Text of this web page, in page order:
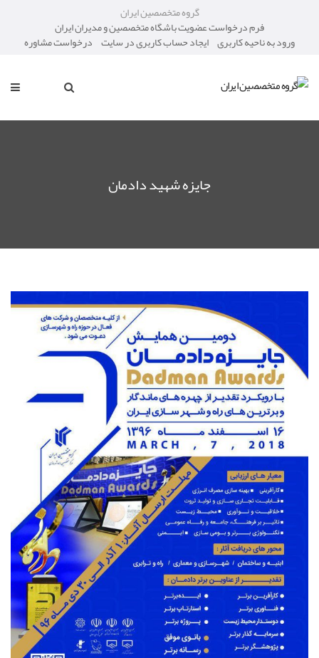
گروه متخصصین ایران
فرم درخواست عضویت باشگاه متخصصین و مدیران ایران
ورود به ناحیه کاربری ایجاد حساب کاربری در سایت درخواست مشاوره
جایزه شهید دادمان